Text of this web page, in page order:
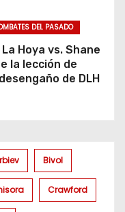
DEL PASADO
Hoya vs. Shane
la lección de
de DLH
Bivol
Crawford